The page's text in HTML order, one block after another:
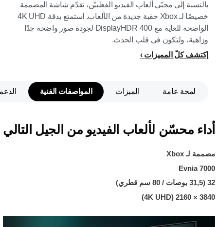
بالنسبة إلى محبّي ألعاب الفيديو الفعلييّن، تقدّم شاشة المصممة
خصيصًا لـ Xbox حقبة جديدة من الألعاب. استمتع بدقة 4K UHD
الواضحة للغاية مع DisplayHDR 400 لجودة صور واضحة جدًا
وزاهية، ولتكون في قلب الحدث.
إكتشف كلّ المميزات
لمحة عامة الميزات المواصفات الفنية
أداء محسّن لألعاب الفيديو من الجيل التالي
مصممة لـ Xbox
Evnia 7000
32 (31,5 بوصات / 80 سم قطري)
3840‏ × 2160 (4K UHD)